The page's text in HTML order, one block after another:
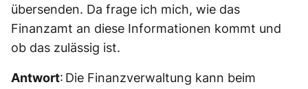
übersenden. Da frage ich mich, wie das
Finanzamt an diese Informationen kommt und
ob das zulässig ist.
Antwort: Die Finanzverwaltung kann beim